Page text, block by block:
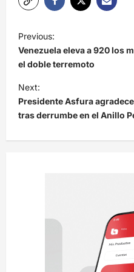
N
a
v
e
g
a
c
Previous:
Venezuela eleva a 920 los
el doble terremoto
Next:
Presidente Asfura
tras derrumbe en el Anillo